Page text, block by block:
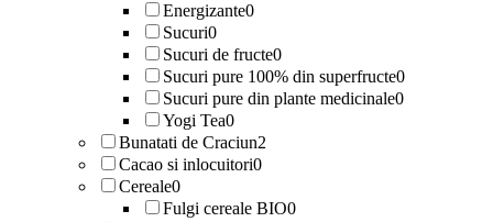
Energizante0
Sucuri0
Sucuri de fructe0
Sucuri pure 100% din superfructe0
Sucuri pure din plante medicinale0
Yogi Tea0
Bunatati de Craciun2
Cacao si inlocuitori0
Cereale0
Fulgi cereale BIO0